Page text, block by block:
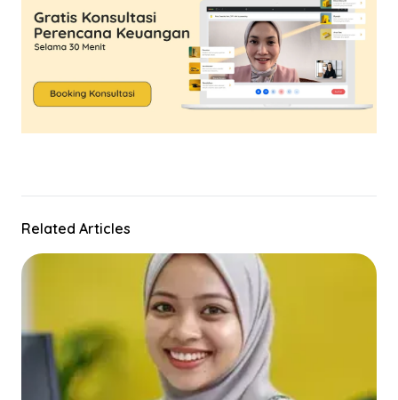
Related Articles